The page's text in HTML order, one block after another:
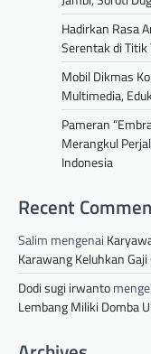
Hadirkan Rasa
Serentak di
Mobil Dikmas
Multimedia,
Pameran
Merangkul
Indonesia
Recent
Salim mengenai
Karawang Keluhkan
Dodi sugi irwanto
Lembang Miliki Domba